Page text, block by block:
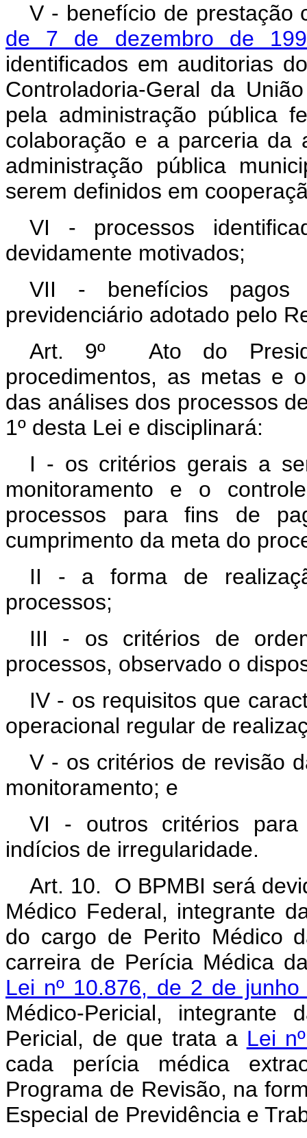
V - benefício de prestação
de 7 de dezembro de
identificados em auditorias
Controladoria-Geral da
pela administração pública
colaboração e a parceria da
administração pública
serem definidos em
VI - processos
devidamente motivados;
VII - benefícios pagos
previdenciário adotado pelo
Art. 9º Ato do
procedimentos, as metas e
das análises dos processos
1º desta Lei e disciplinará:
I - os critérios gerais a
monitoramento e o
processos para fins de
cumprimento da meta do
II - a forma de
processos;
III - os critérios de
processos, observado o
IV - os requisitos que
operacional regular de
V - os critérios de revisão
monitoramento; e
VI - outros critérios para
indícios de irregularidade.
Art. 10. O BPMBI será
Médico Federal, integrante
do cargo de Perito Médico
carreira de Perícia Médica
Lei nº 10.876, de 2 de
Médico-Pericial, integrante
Pericial, de que trata a Lei
cada perícia médica
Programa de Revisão, na
Especial de Previdência e